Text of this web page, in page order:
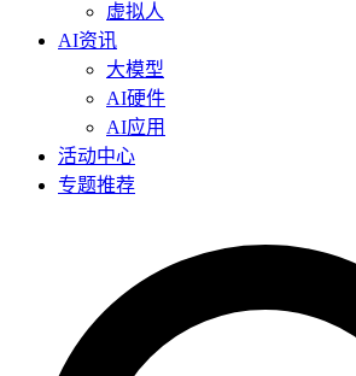
虚拟人
AI资讯
大模型
AI硬件
AI应用
活动中心
专题推荐